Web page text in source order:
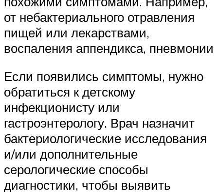
от небактериального отравления
пищей или лекарствами,
воспаления аппендикса, пневмонии
Если появились симптомы, нужно
обратиться к детскому
инфекционисту или
гастроэнтерологу. Врач назначит
бактериологические исследования
и/или дополнительные
серологические способы
диагностики, чтобы выявить